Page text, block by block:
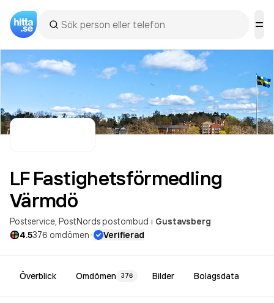
LF Fastighetsförmedling
Värmdö
Postservice PostNords postombud i Gustavsberg
4.5376 omdömen· Verifierad
Överblick Omdömen 376 Bilder Bolagsdata